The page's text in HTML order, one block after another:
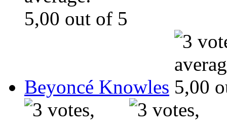
Beyoncé Knowles